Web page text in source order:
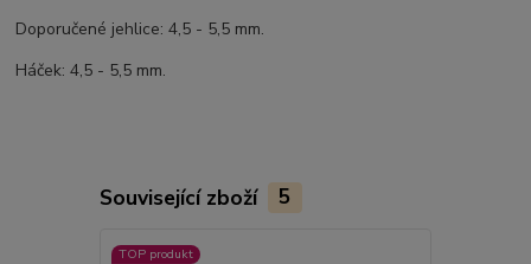
Doporučené jehlice: 4,5 - 5,5 mm.
Háček: 4,5 - 5,5 mm.
Související zboží 5
TOP produkt